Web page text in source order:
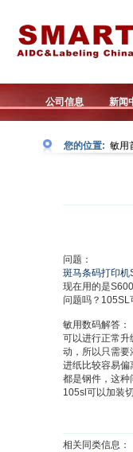
公司信息 新闻
您的位置: 敏用
问题：
斑马条码打印机
现在用的是
问题吗？105SL
敏用数码解答：
可以进行正常
动，所以只需
进纸比较容易偏
都是钢件，这种
105sl可以加装
相关同类信息：